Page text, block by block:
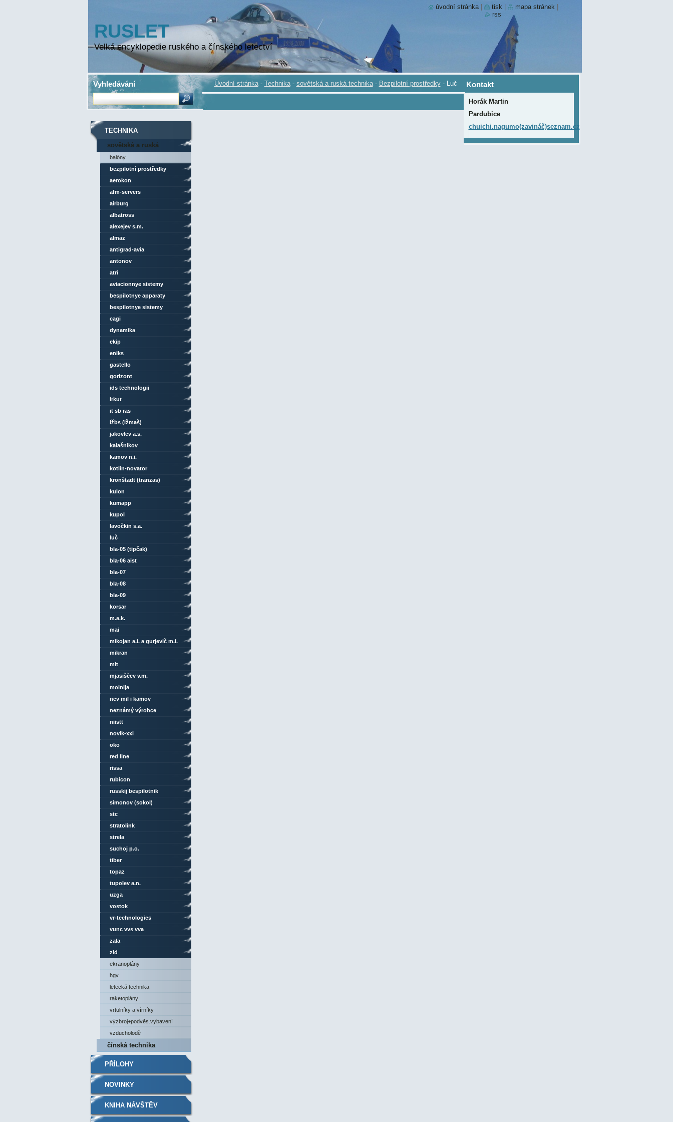
RUSLET
Velká encyklopedie ruského a čínského letectví
Úvodní stránka - Technika - sovětská a ruská technika - Bezpilotní prostředky - Luč
TECHNIKA
sovětská a ruská
technika
balóny
bezpilotní prostředky
aerokon
afm-servers
airburg
albatross
alexejev s.m.
almaz
antigrad-avia
antonov
atri
aviacionnye sistemy
bespilotnye apparaty
bespilotnye sistemy
cagi
dynamika
ekip
eniks
gastello
gorizont
ids technologii
irkut
it sb ras
ižbs (ižmaš)
jakovlev a.s.
kalašnikov
kamov n.i.
kotlin-novator
kronštadt (tranzas)
kulon
kumapp
kupol
lavočkin s.a.
luč
bla-05 (tipčak)
bla-06 aist
bla-07
bla-08
bla-09
korsar
m.a.k.
mai
mikojan a.i. a gurjevič m.i.
mikran
mit
mjasiščev v.m.
molnija
ncv mil i kamov
neznámý výrobce
niistt
novik-xxi
oko
red line
rissa
rubicon
russkij bespilotnik
simonov (sokol)
stc
stratolink
strela
suchoj p.o.
tiber
topaz
tupolev a.n.
uzga
vostok
vr-technologies
vunc vvs vva
zala
zid
ekranoplány
hgv
letecká technika
raketoplány
vrtulníky a vírníky
výzbroj+podvěs.vybavení
vzducholodě
čínská technika
PŘÍLOHY
NOVINKY
KNIHA NÁVŠTĚV
Kontakt
Horák Martin
Pardubice
chuichi.nagumo(zavináč)seznam.cz
Vyhledávání
úvodní stránka tisk mapa stránek
rss